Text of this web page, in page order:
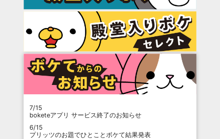
7/15
boketeアプリ サービス終了のお知らせ
6/15
プリッツのお題でひとことボケて結果発表